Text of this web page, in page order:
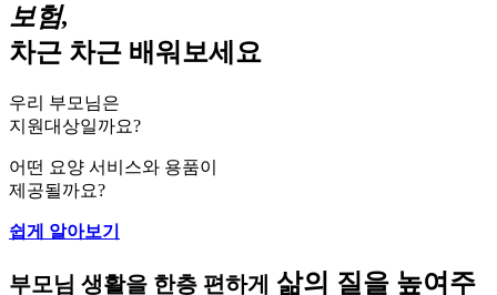
보험,
차근 차근 배워보세요
우리 부모님은
지원대상일까요?
어떤 요양 서비스와 용품이
제공될까요?
쉽게 알아보기
부모님 생활을 한층 편하게 삶의 질을 높여주